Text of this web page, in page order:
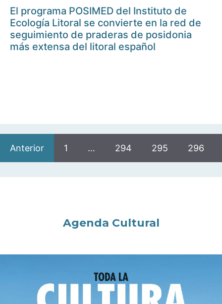
El programa POSIMED del Instituto de
Ecología Litoral se convierte en la red de
seguimiento de praderas de posidonia
más extensa del litoral español
Anterior 1 … 294 295 296
Agenda Cultural